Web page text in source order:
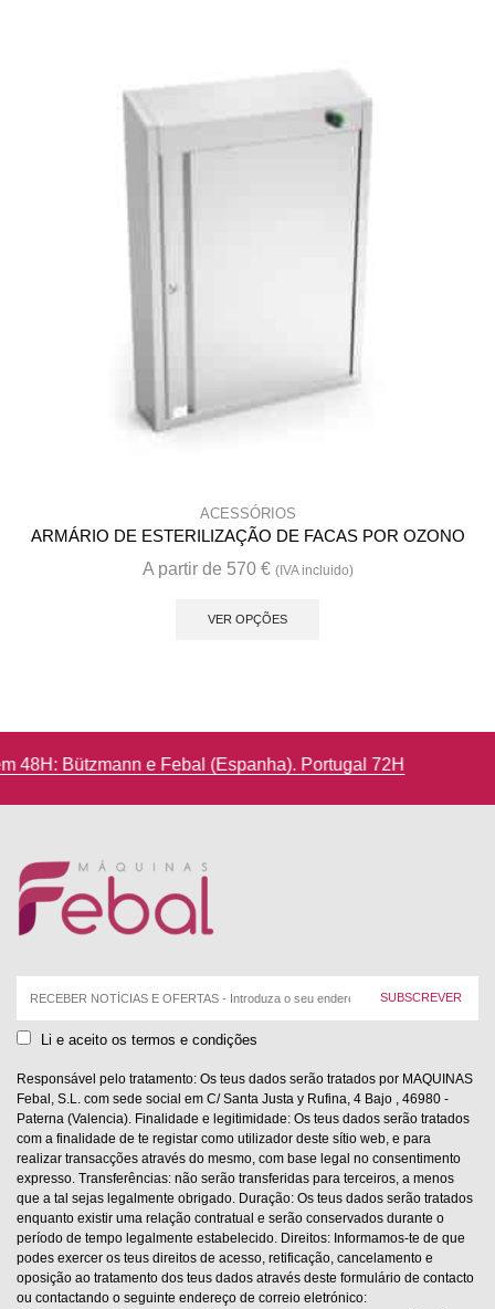
ACESSÓRIOS
ARMÁRIO DE ESTERILIZAÇÃO DE FACAS POR OZONO
A partir de 570 € (IVA incluido)
VER OPÇÕES
options
may
be
72H Devoluções até 14 dias de calendário
Correio
eletrónico:
Li e aceito os termos e condições
Responsável pelo tratamento: Os teus dados serão tratados por MAQUINAS
Febal, S.L. com sede social em C/ Santa Justa y Rufina, 4 Bajo , 46980 -
Paterna (Valencia). Finalidade e legitimidade: Os teus dados serão tratados
com a finalidade de te registar como utilizador deste sítio web, e para
realizar transacções através do mesmo, com base legal no consentimento
expresso. Transferências: não serão transferidas para terceiros, a menos
que a tal sejas legalmente obrigado. Duração: Os teus dados serão tratados
enquanto existir uma relação contratual e serão conservados durante o
período de tempo legalmente estabelecido. Direitos: Informamos-te de que
podes exercer os teus direitos de acesso, retificação, cancelamento e
oposição ao tratamento dos teus dados através deste formulário de contacto
ou contactando o seguinte endereço de correio eletrónico: